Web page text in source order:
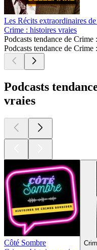
Les Récits extraordinaires
Crime : histoires vraies
Podcasts tendance de Crime
Podcasts tendance de Crime
Podcasts
vraies
Côté Sombre